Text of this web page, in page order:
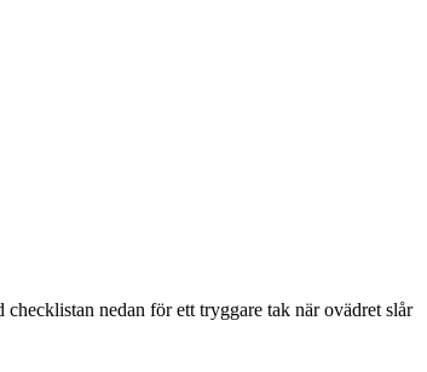
nedan för ett tryggare tak när ovädret slår